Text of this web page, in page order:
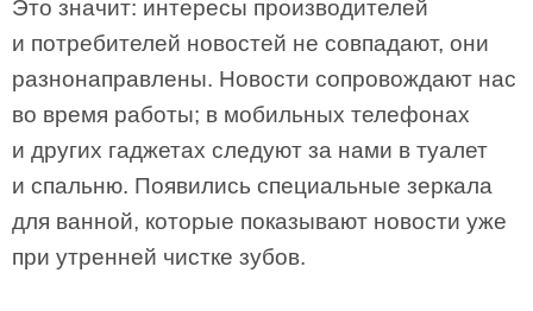
Это значит: интересы производителей
и потребителей новостей не совпадают, они
разнонаправлены. Новости сопровождают нас
во время работы; в мобильных телефонах
и других гаджетах следуют за нами в туалет
и спальню. Появились специальные зеркала
для ванной, которые показывают новости уже
при утренней чистке зубов.